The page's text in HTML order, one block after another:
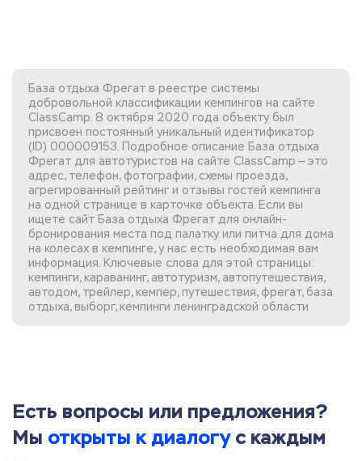
База отдыха Фрегат в реестре системы
добровольной классификации кемпингов на сайте
ClassCamp. 8 октября 2020 года объекту был
присвоен постоянный уникальный идентификатор
(ID) 000009153. Подробное описание База отдыха
Фрегат для автотуристов на сайте ClassCamp — это
адрес, телефон, фотографии, схемы проезда,
агрегированный рейтинг и отзывы гостей кемпинга
на одной странице в карточке объекта. Если вы
ищете сайт База отдыха Фрегат для онлайн-
бронирования места под палатку или питча для дома
на колесах в кемпинге, у нас есть необходимая вам
информация. Ключевые слова для этой страницы:
кемпинги, караванинг, автотуризм, автопутешествия,
автодом, трейлер, кемпер, путешествия, фрегат, база
отдыха, выборг, кемпинги ленинградской области
Есть вопросы или предложения?
Мы открыты к диалогус каждым